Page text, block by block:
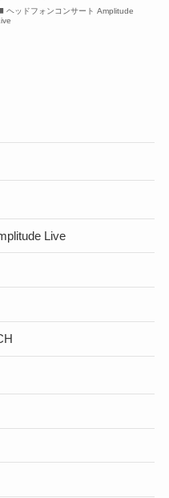
ヘッドフォンコンサート Amplitude
Live